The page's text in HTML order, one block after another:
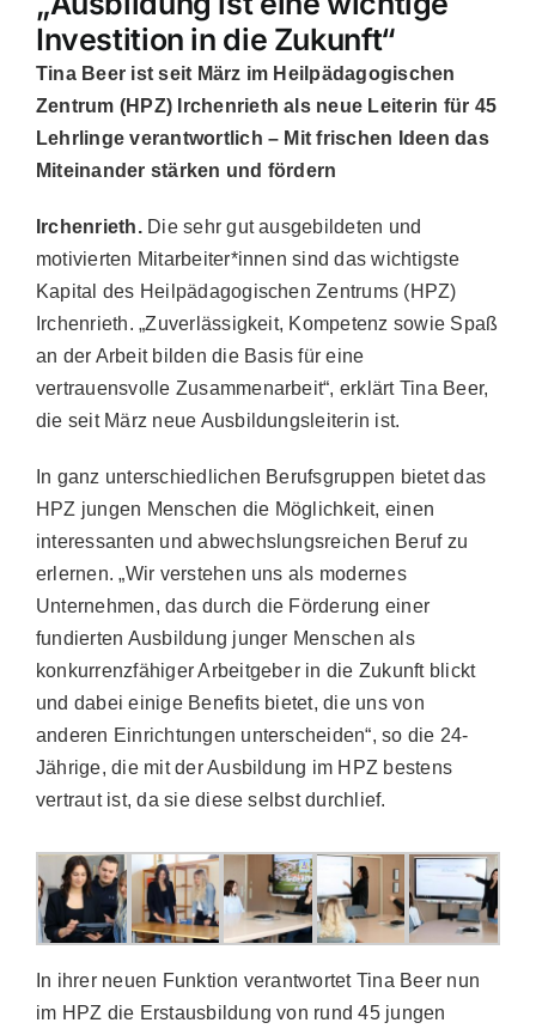
Investition in die Zukunft“
Tina Beer ist seit März im Heilpädagogischen
Zentrum (HPZ) Irchenrieth als neue Leiterin für 45
Lehrlinge verantwortlich – Mit frischen Ideen das
Miteinander stärken und fördern
Irchenrieth.Die sehr gut ausgebildeten und
motivierten Mitarbeiter*innen sind das wichtigste
Kapital des Heilpädagogischen Zentrums (HPZ)
Irchenrieth. „Zuverlässigkeit, Kompetenz sowie Spaß
an der Arbeit bilden die Basis für eine
vertrauensvolle Zusammenarbeit“, erklärt Tina Beer,
die seit März neue Ausbildungsleiterin ist.
In ganz unterschiedlichen Berufsgruppen bietet das
HPZ jungen Menschen die Möglichkeit, einen
interessanten und abwechslungsreichen Beruf zu
erlernen. „Wir verstehen uns als modernes
Unternehmen, das durch die Förderung einer
fundierten Ausbildung junger Menschen als
konkurrenzfähiger Arbeitgeber in die Zukunft blickt
und dabei einige Benefits bietet, die uns von
anderen Einrichtungen unterscheiden“, so die 24-
Jährige, die mit der Ausbildung im HPZ bestens
vertraut ist, da sie diese selbst durchlief.
In ihrer neuen Funktion verantwortet Tina Beer nun
im HPZ die Erstausbildung von rund 45 jungen